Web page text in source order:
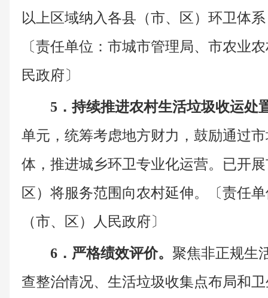
以上区域纳入各县（市、区）环卫体
〔责任单位：市城市管理局、市农业
民政府〕
5．持续推进农村生活垃圾收运处
单元，统筹考虑地方财力，鼓励通过
体，推进城乡环卫专业化运营。已开
区）将服务范围向农村延伸。〔责任
（市、区）人民政府〕
6．严格绩效评价。 聚焦非正规生
查整治情况、生活垃圾收集点布局和